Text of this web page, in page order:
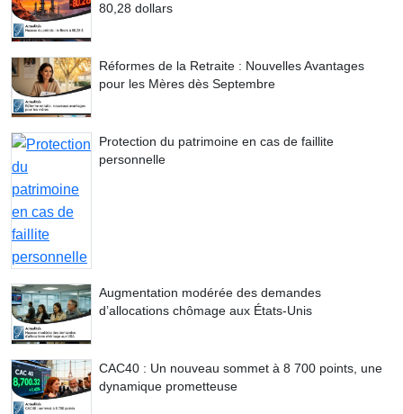
80,28 dollars
Réformes de la Retraite : Nouvelles Avantages
pour les Mères dès Septembre
Protection du patrimoine en cas de faillite
personnelle
Augmentation modérée des demandes
d’allocations chômage aux États-Unis
CAC40 : Un nouveau sommet à 8 700 points, une
dynamique prometteuse